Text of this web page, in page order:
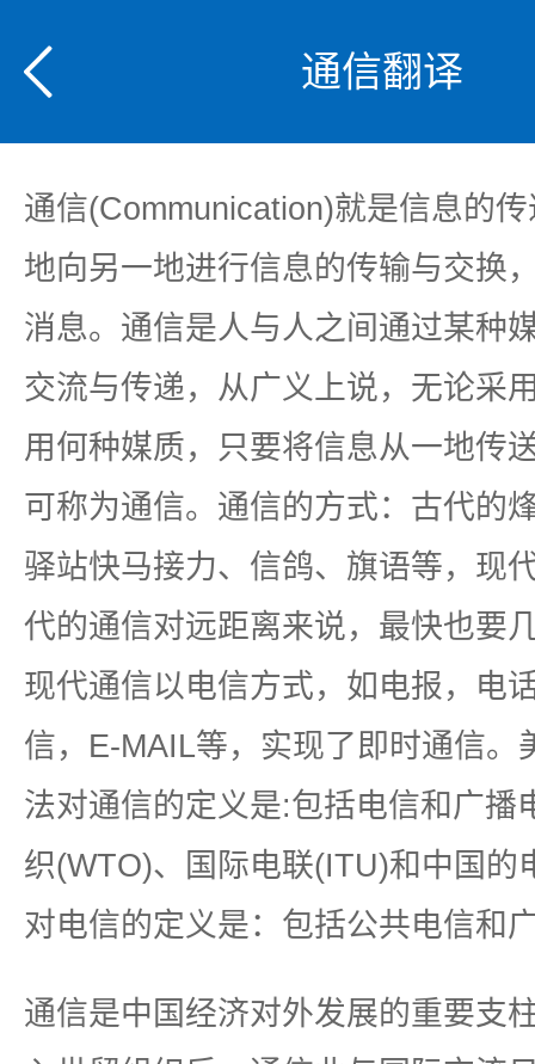
通信翻译
通信(Communication)就是信息的
地向另一地进行信息的传输与交换
消息。通信是人与人之间通过某种
交流与传递，从广义上说，无论采
用何种媒质，只要将信息从一地传
可称为通信。通信的方式：古代的
驿站快马接力、信鸽、旗语等，现
代的通信对远距离来说，最快也要
现代通信以电信方式，如电报，电
信，E-MAIL等，实现了即时通信。
法对通信的定义是:包括电信和广播
织(WTO)、国际电联(ITU)和中国的
对电信的定义是：包括公共电信和
通信是中国经济对外发展的重要支